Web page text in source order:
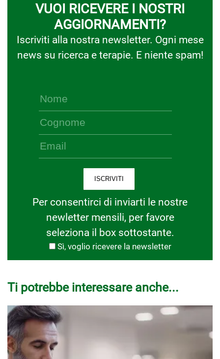
VUOI RICEVERE I NOSTRI
AGGIORNAMENTI?
Iscriviti alla nostra newsletter. Ogni mese
news su ricerca e terapie. E niente spam!
Per consentirci di inviarti le nostre
newletter mensili, per favore
seleziona il box sottostante.
Sì, voglio ricevere la newsletter
Ti potrebbe interessare anche...